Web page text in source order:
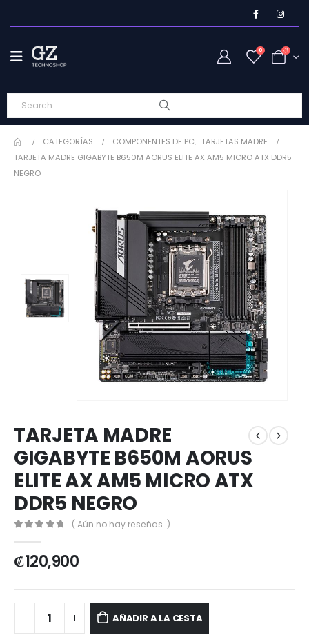
0
CATEGORÍAS COMPONENTES DE PC, TARJETAS MADRE
TARJETA MADRE GIGABYTE B650M AORUS ELITE AX AM5 MICRO ATX DDR5
NEGRO
TARJETA MADRE
GIGABYTE B650M AORUS
ELITE AX AM5 MICRO ATX
DDR5 NEGRO
( Aún no hay reseñas. )
₡120,900
AÑADIR A LA CESTA